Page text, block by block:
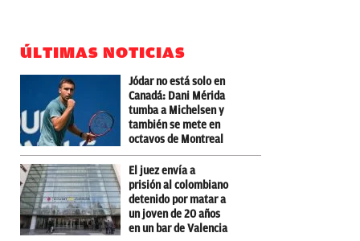
ÚLTIMAS NOTICIAS
Jódar no está solo en
Canadá: Dani Mérida
tumba a Michelsen y
también se mete en
octavos de Montreal
El juez envía a
prisión al colombiano
detenido por matar a
un joven de 20 años
en un bar de Valencia